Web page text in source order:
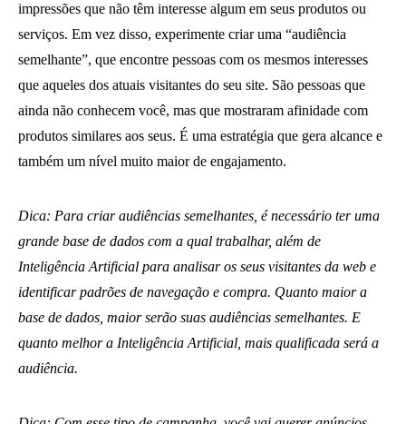
impressões que não têm interesse algum em seus produtos ou
serviços. Em vez disso, experimente criar uma “audiência
semelhante”, que encontre pessoas com os mesmos interesses
que aqueles dos atuais visitantes do seu site. São pessoas que
ainda não conhecem você, mas que mostraram afinidade com
produtos similares aos seus. É uma estratégia que gera alcance e
também um nível muito maior de engajamento.
Dica: Para criar audiências semelhantes, é necessário ter uma
grande base de dados com a qual trabalhar, além de
Inteligência Artificial para analisar os seus visitantes da web e
identificar padrões de navegação e compra. Quanto maior a
base de dados, maior serão suas audiências semelhantes. E
quanto melhor a Inteligência Artificial, mais qualificada será a
audiência.